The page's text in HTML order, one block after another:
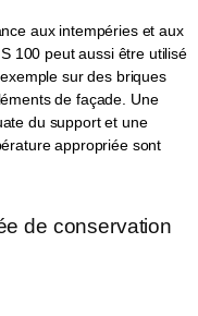
aux intempéries et aux
100 peut aussi être utilisé
sur des briques
de façade. Une
du support et une
appropriée sont
de conservation